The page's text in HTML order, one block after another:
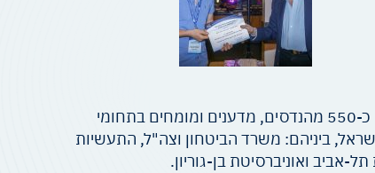
בששת העשורים האחרונים מהווה כנס האוירונוטיקה השנתי אירוע מרכזי בחיי הקהילה האוירונוטית בישראל. משתתפים בו כ-550 מהנדסים, מדענים ומומחים בתחומי
ביניהם: משרד הביטחון וצה"ל, התעשיות
אביב ואוניברסיטת בן-גוריון.